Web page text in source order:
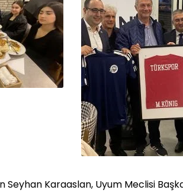
Seyhan Karaaslan, Uyum Meclisi